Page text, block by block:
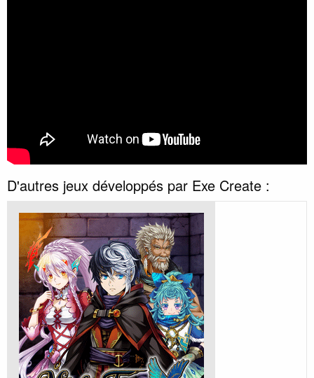
D'autres jeux développés par Exe Create :